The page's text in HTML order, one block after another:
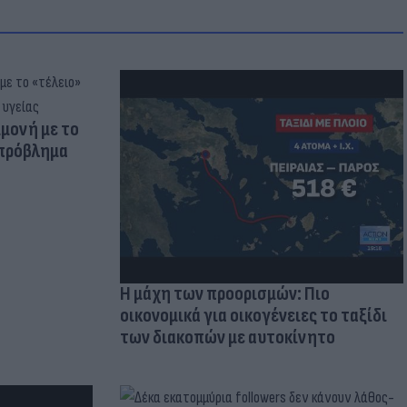
με το
Η μάχη των προορισμών: Πιο
οικονομικά για οικογένειες το ταξίδι
των διακοπών με αυτοκίνητο